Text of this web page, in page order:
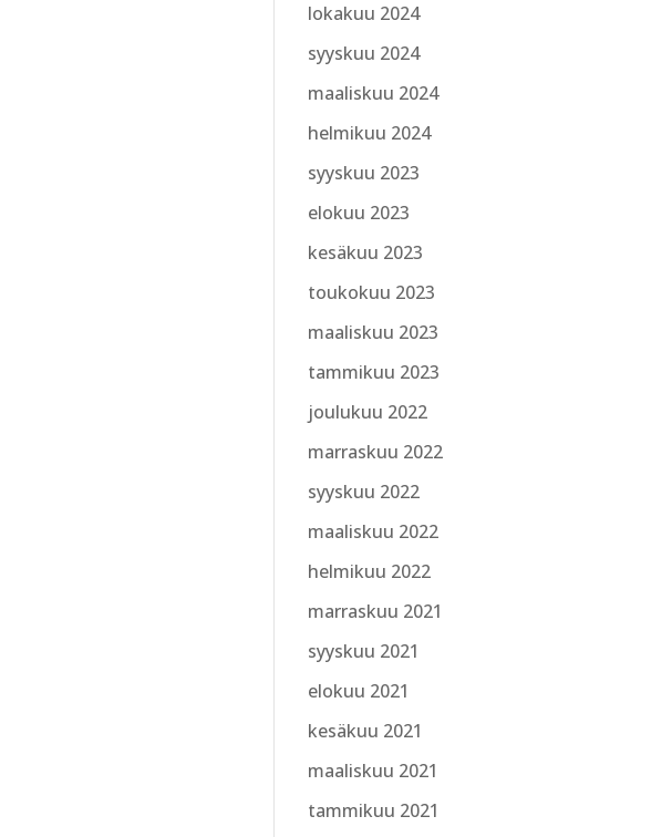
lokakuu 2024
syyskuu 2024
maaliskuu 2024
helmikuu 2024
syyskuu 2023
elokuu 2023
kesäkuu 2023
toukokuu 2023
maaliskuu 2023
tammikuu 2023
joulukuu 2022
marraskuu 2022
syyskuu 2022
maaliskuu 2022
helmikuu 2022
marraskuu 2021
syyskuu 2021
elokuu 2021
kesäkuu 2021
maaliskuu 2021
tammikuu 2021